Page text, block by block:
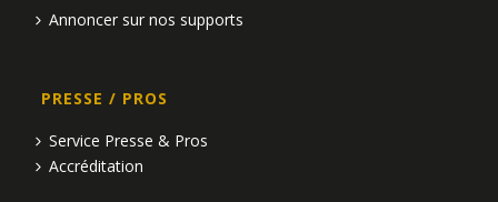
Annoncer sur nos supports
PRESSE / PROS
Service Presse & Pros
Accréditation